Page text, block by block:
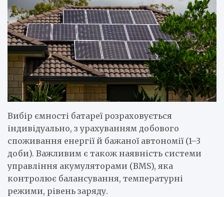
Вибір ємності батареї розраховується
індивідуально, з урахуванням добового
споживання енергії й бажаної автономії (1–3
доби). Важливим є також наявність системи
управління акумуляторами (BMS), яка
контролює балансування, температурні
режими, рівень заряду.